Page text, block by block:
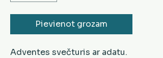
Pievienot grozam
Adventes svečturis ar adatu.